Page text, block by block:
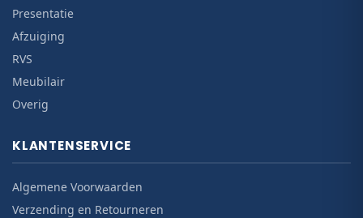
Presentatie
Afzuiging
RVS
Meubilair
Overig
KLANTENSERVICE
Algemene Voorwaarden
Verzending en Retourneren